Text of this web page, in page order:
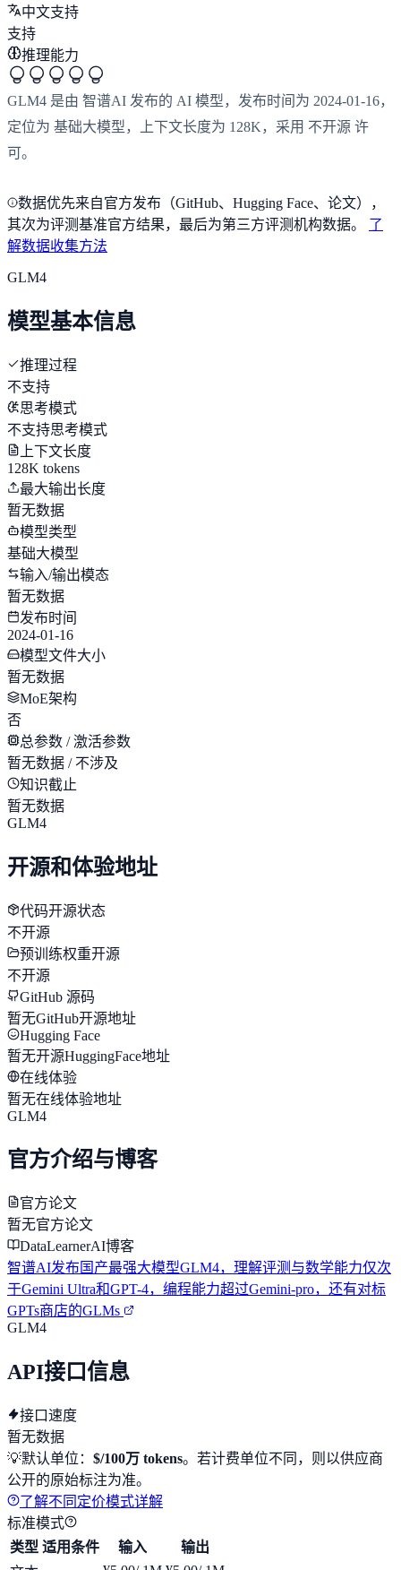
中文支持
支持
推理能力
GLM4 是由 智谱AI 发布的 AI 模型，发布时间为 2024-01-16，
定位为 基础大模型，上下文长度为 128K，采用 不开源 许
可。
数据优先来自官方发布（GitHub、Hugging Face、论文），
其次为评测基准官方结果，最后为第三方评测机构数据。
了
解数据收集方法
GLM4
模型基本信息
推理过程
不支持
思考模式
不支持思考模式
上下文长度
128K tokens
最大输出长度
暂无数据
模型类型
基础大模型
输入/输出模态
暂无数据
发布时间
2024-01-16
模型文件大小
暂无数据
MoE架构
否
总参数 / 激活参数
暂无数据 / 不涉及
知识截止
暂无数据
GLM4
开源和体验地址
代码开源状态
不开源
预训练权重开源
不开源
GitHub 源码
暂无GitHub开源地址
Hugging Face
暂无开源HuggingFace地址
在线体验
暂无在线体验地址
GLM4
官方介绍与博客
官方论文
暂无官方论文
DataLearnerAI博客
智谱AI发布国产最强大模型GLM4，理解评测与数学能力仅次
于Gemini Ultra和GPT-4，编程能力超过Gemini-pro，还有对标
GPTs商店的GLMs
GLM4
API接口信息
接口速度
暂无数据
💡默认单位： $/100万 tokens。若计费单位不同，则以供应商
公开的原始标注为准。
了解不同定价模式详解
标准模式
类型 适用条件 输入
输出